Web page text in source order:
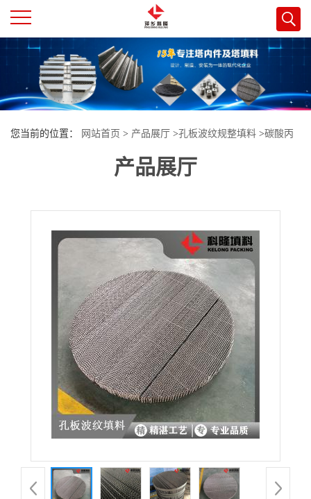
公
司
产
您当前的位置： 网站首页 > 产品展厅 >孔板波纹规整填料 >碳酸丙
烯酯精馏塔填料 125Y/250Y/350Y/450Y/500Y
产品展厅